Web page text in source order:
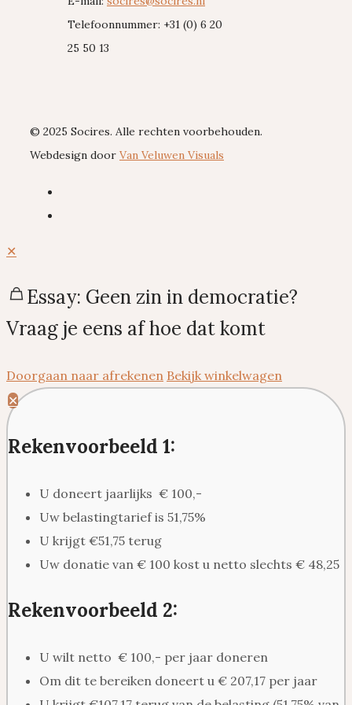
Telefoonnummer: +31 (0) 6 20
25 50 13
© 2025 Socires. Alle rechten voorbehouden.
Webdesign door Van Veluwen Visuals
✕
Essay: Geen zin in democratie?
Vraag je eens af hoe dat komt
Doorgaan naar afrekenen Bekijk winkelwagen
✕
Rekenvoorbeeld 1:
U doneert jaarlijks € 100,-
Uw belastingtarief is 51,75%
U krijgt €51,75 terug
Uw donatie van € 100 kost u netto slechts € 48,25
Rekenvoorbeeld 2:
U wilt netto € 100,- per jaar doneren
Om dit te bereiken doneert u € 207,17 per jaar